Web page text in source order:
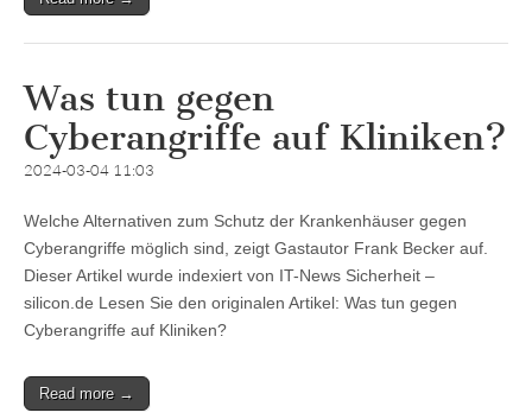
Was tun gegen
Cyberangriffe auf Kliniken?
2024-03-04 11:03
Welche Alternativen zum Schutz der Krankenhäuser gegen
Cyberangriffe möglich sind, zeigt Gastautor Frank Becker auf.
Dieser Artikel wurde indexiert von IT-News Sicherheit –
silicon.de Lesen Sie den originalen Artikel: Was tun gegen
Cyberangriffe auf Kliniken?
Read more →